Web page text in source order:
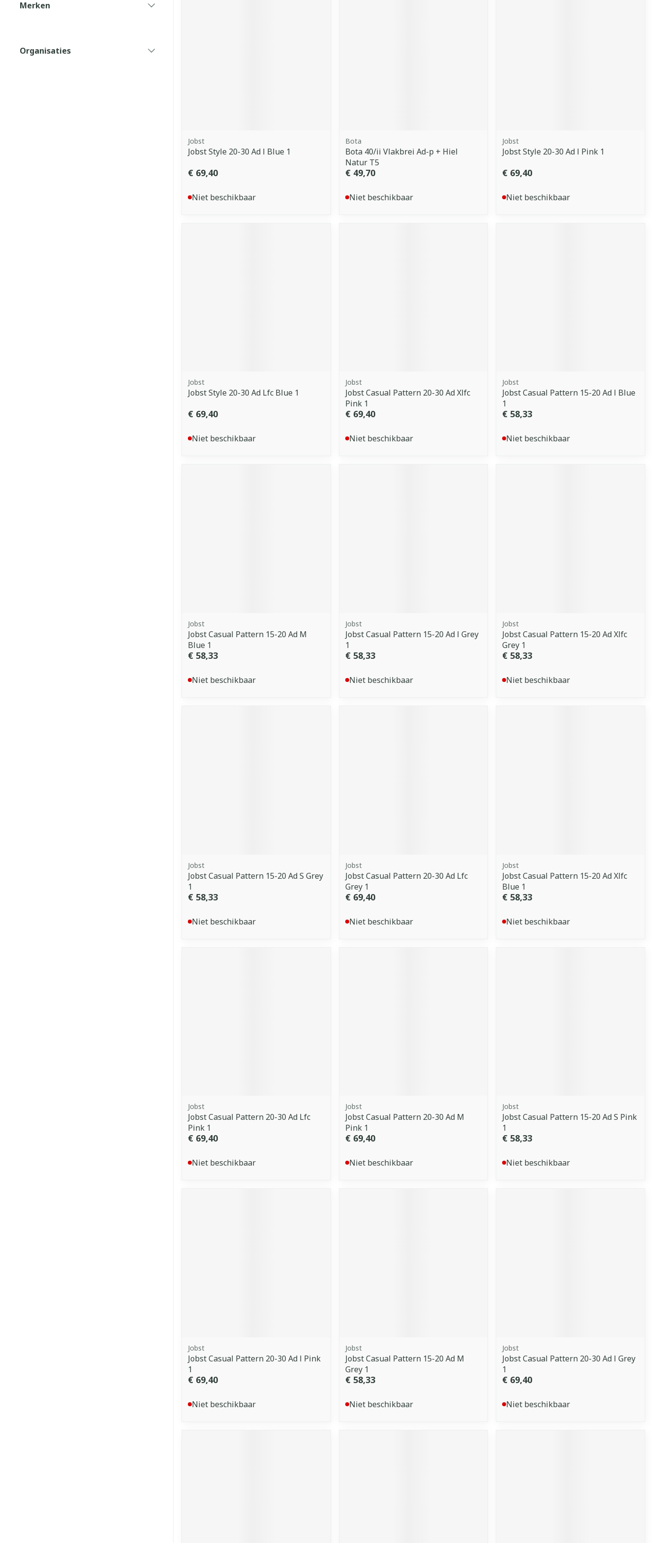
Merken
Organisaties
Jobst
Jobst Style 20-30 Ad l Blue 1
€ 69,40
Niet beschikbaar
Bota
Bota 40/ii Vlakbrei Ad-p + Hiel
Natur T5
€ 49,70
Niet beschikbaar
Jobst
Jobst Style 20-30 Ad l Pink 1
€ 69,40
Niet beschikbaar
Jobst
Jobst Style 20-30 Ad Lfc Blue 1
€ 69,40
Niet beschikbaar
Jobst
Jobst Casual Pattern 20-30 Ad Xlfc
Pink 1
€ 69,40
Niet beschikbaar
Jobst
Jobst Casual Pattern 15-20 Ad l Blue
1
€ 58,33
Niet beschikbaar
Jobst
Jobst Casual Pattern 15-20 Ad M
Blue 1
€ 58,33
Niet beschikbaar
Jobst
Jobst Casual Pattern 15-20 Ad l Grey
1
€ 58,33
Niet beschikbaar
Jobst
Jobst Casual Pattern 15-20 Ad Xlfc
Grey 1
€ 58,33
Niet beschikbaar
Jobst
Jobst Casual Pattern 15-20 Ad S Grey
1
€ 58,33
Niet beschikbaar
Jobst
Jobst Casual Pattern 20-30 Ad Lfc
Grey 1
€ 69,40
Niet beschikbaar
Jobst
Jobst Casual Pattern 15-20 Ad Xlfc
Blue 1
€ 58,33
Niet beschikbaar
Jobst
Jobst Casual Pattern 20-30 Ad Lfc
Pink 1
€ 69,40
Niet beschikbaar
Jobst
Jobst Casual Pattern 20-30 Ad M
Pink 1
€ 69,40
Niet beschikbaar
Jobst
Jobst Casual Pattern 15-20 Ad S Pink
1
€ 58,33
Niet beschikbaar
Jobst
Jobst Casual Pattern 20-30 Ad l Pink
1
€ 69,40
Niet beschikbaar
Jobst
Jobst Casual Pattern 15-20 Ad M
Grey 1
€ 58,33
Niet beschikbaar
Jobst
Jobst Casual Pattern 20-30 Ad l Grey
1
€ 69,40
Niet beschikbaar